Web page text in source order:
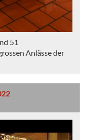
51
Anlässe der